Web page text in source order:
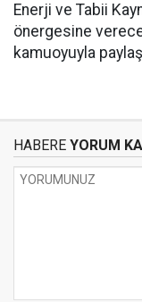
Enerji ve Tabii
önergesine
kamuoyuyla
HABERE YORUM